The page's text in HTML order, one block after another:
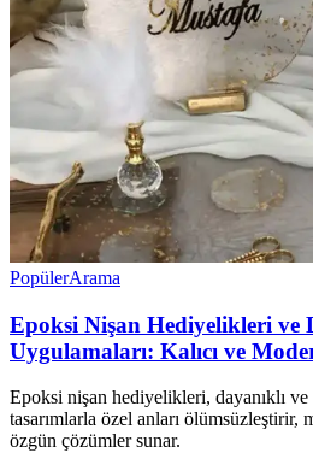
PopülerArama
Epoksi Nişan Hediyelikleri ve
Uygulamaları: Kalıcı ve
Epoksi nişan hediyelikleri, dayanıklı
tasarımlarla özel anları ölümsüzleştirir,
özgün çözümler sunar.